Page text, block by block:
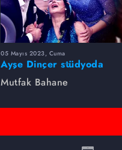
05 Mayıs 2023, Cuma
Ayşe Dinçer stüdyoda
bayıldı! Korku dolu anlar...
Mutfak Bahane